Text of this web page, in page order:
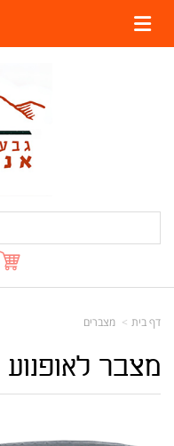
דף בית מצברים
מצבר לאופנוע BTX7L-BS 6.3A